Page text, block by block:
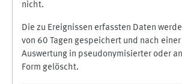
nicht.
Die zu Ereignissen erfassten Daten
von 60 Tagen gespeichert und nach
Auswertung in pseudonymisierter oder
Form gelöscht.